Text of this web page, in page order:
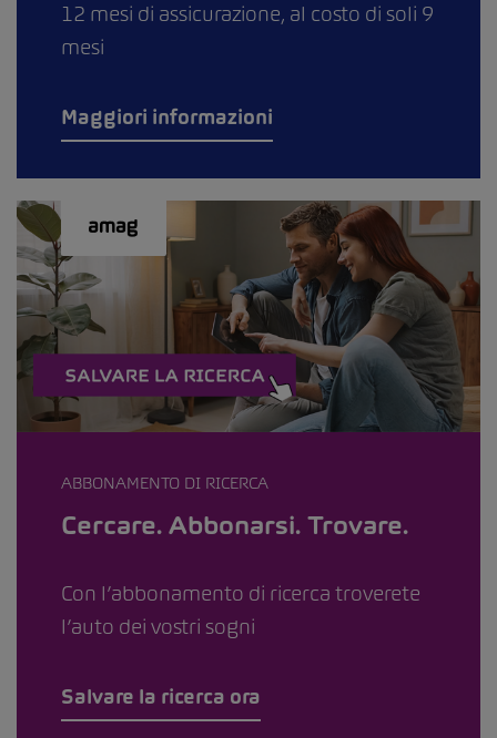
12 mesi di assicurazione, al costo di soli 9
mesi
Maggiori informazioni
ABBONAMENTO DI RICERCA
Cercare. Abbonarsi. Trovare.
Con l’abbonamento di ricerca troverete
l’auto dei vostri sogni
Salvare la ricerca ora